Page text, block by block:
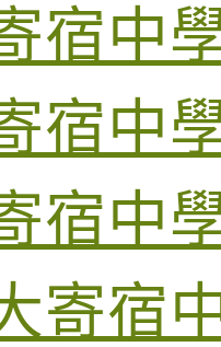
宿中
宿中
宿中
寄宿